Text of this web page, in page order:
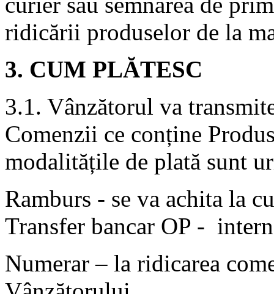
ridicării produselor de la
3. CUM PLĂTESC
3.1. Vânzătorul va
Comenzii ce conține
modalitățile de plată sunt
Ramburs - se va achita la
Transfer bancar OP -
Numerar – la ridicarea